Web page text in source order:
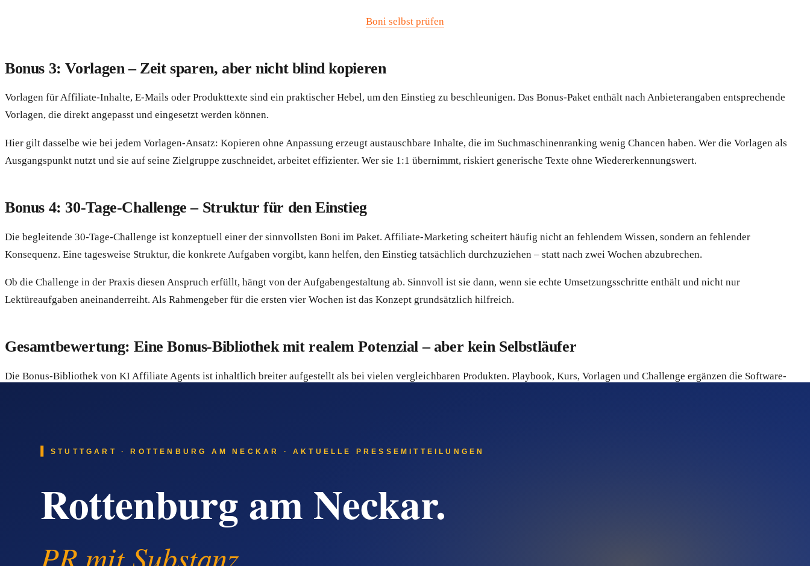
Boni selbst prüfen
Bonus 3: Vorlagen – Zeit sparen, aber nicht blind kopieren
Vorlagen für Affiliate-Inhalte, E-Mails oder Produkttexte sind ein praktischer Hebel, um den Einstieg zu beschleunigen. Das Bonus-Paket enthält nach Anbieterangaben entsprechende
Vorlagen, die direkt angepasst und eingesetzt werden können.
Hier gilt dasselbe wie bei jedem Vorlagen-Ansatz: Kopieren ohne Anpassung erzeugt austauschbare Inhalte, die im Suchmaschinenranking wenig Chancen haben. Wer die Vorlagen als
Ausgangspunkt nutzt und sie auf seine Zielgruppe zuschneidet, arbeitet effizienter. Wer sie 1:1 übernimmt, riskiert generische Texte ohne Wiedererkennungswert.
Bonus 4: 30-Tage-Challenge – Struktur für den Einstieg
Die begleitende 30-Tage-Challenge ist konzeptuell einer der sinnvollsten Boni im Paket. Affiliate-Marketing scheitert häufig nicht an fehlendem Wissen, sondern an fehlender
Konsequenz. Eine tagesweise Struktur, die konkrete Aufgaben vorgibt, kann helfen, den Einstieg tatsächlich durchzuziehen – statt nach zwei Wochen abzubrechen.
Ob die Challenge in der Praxis diesen Anspruch erfüllt, hängt von der Aufgabengestaltung ab. Sinnvoll ist sie dann, wenn sie echte Umsetzungsschritte enthält und nicht nur
Lektüreaufgaben aneinanderreiht. Als Rahmengeber für die ersten vier Wochen ist das Konzept grundsätzlich hilfreich.
Gesamtbewertung: Eine Bonus-Bibliothek mit realem Potenzial – aber kein Selbstläufer
Die Bonus-Bibliothek von KI Affiliate Agents ist inhaltlich breiter aufgestellt als bei vielen vergleichbaren Produkten. Playbook, Kurs, Vorlagen und Challenge ergänzen die Software-
800.000 € sind eine Anbieter-Angabe.Sie illustrieren ein Best-Case-Szenario und sind kein Einkommensversprechen. Eigene Ergebnisse hängen von Nischenwahl, Umsetzung und
Die 30-Tage-Geld-zurück-Garantie senkt das Risiko.Wer die Boni kritisch prüfen möchte, hat einen Monat Zeit, das Paket in der Praxis zu testen, bevor eine endgültige
Für Menschen, die ernsthaft ins Affiliate-Marketing einsteigen wollen und einen strukturierten Rahmen suchen, bietet das Paket echten Mehrwert. Für passive Einkommensfantasien ohne